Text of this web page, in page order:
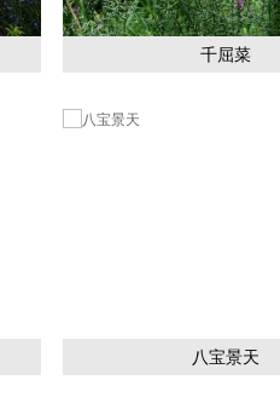
千屈菜
八宝景天